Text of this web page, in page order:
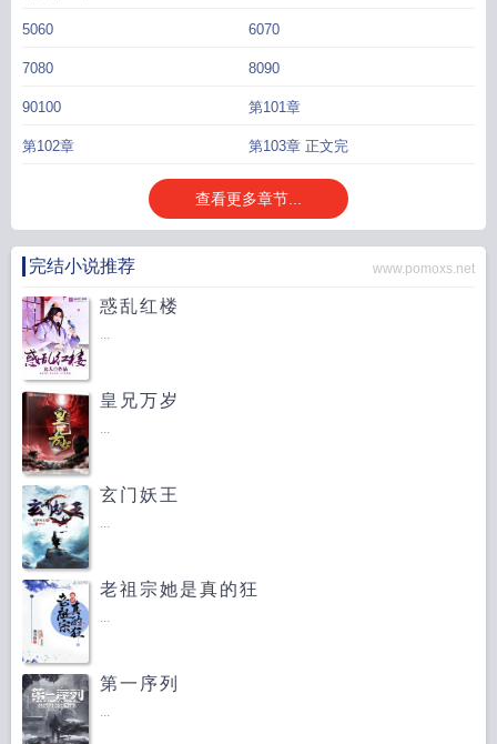
5060 6070
7080 8090
90100 第101章
第102章 第103章 正文完
查看更多章节...
完结小说推荐 www.pomoxs.net
惑乱红楼
...
皇兄万岁
...
玄门妖王
...
老祖宗她是真的狂
...
第一序列
...